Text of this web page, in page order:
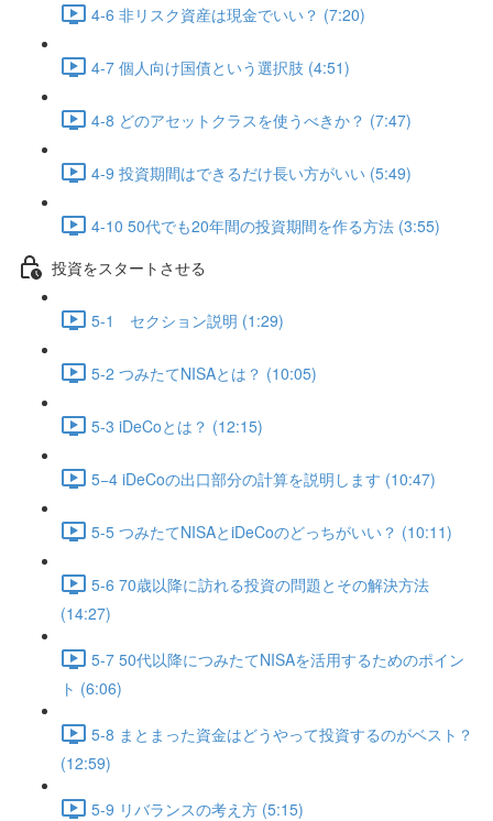
4-6 非リスク資産は現金でいい？ (7:20)
4-7 個人向け国債という選択肢 (4:51)
4-8 どのアセットクラスを使うべきか？ (7:47)
4-9 投資期間はできるだけ長い方がいい (5:49)
4-10 50代でも20年間の投資期間を作る方法 (3:55)
投資をスタートさせる
5-1 セクション説明 (1:29)
5-2 つみたてNISAとは？ (10:05)
5-3 iDeCoとは？ (12:15)
5−4 iDeCoの出口部分の計算を説明します (10:47)
5-5 つみたてNISAとiDeCoのどっちがいい？ (10:11)
5-6 70歳以降に訪れる投資の問題とその解決方法
(14:27)
5-7 50代以降につみたてNISAを活用するためのポイン
ト (6:06)
5-8 まとまった資金はどうやって投資するのがベスト？
(12:59)
5-9 リバランスの考え方 (5:15)